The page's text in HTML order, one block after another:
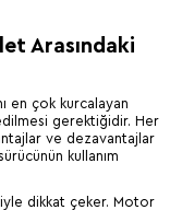
Arasındaki
en çok kurcalayan
gerektiğidir. Her
ve dezavantajlar
kullanım
dikkat çeker. Motor